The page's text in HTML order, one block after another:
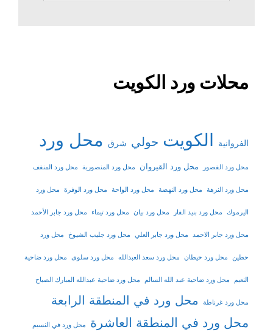
محلات ورد الكويت
الفروانية الكويت حولي شرق محل ورد
محل ورد القصور محل ورد القيروان محل ورد المنصورية محل ورد المنقف
محل ورد النزهة محل ورد النهضة محل ورد الواحة محل ورد الوفرة محل ورد
اليرموك محل ورد بنيد القار محل ورد بيان محل ورد تيماء محل ورد جابر الأحمد
محل ورد جابر الاحمد محل ورد جابر العلي محل ورد جليب الشيوخ محل ورد
حطين محل ورد خيطان محل ورد سعد العبدالله محل ورد سلوى محل ورد ضاحية
النعيم محل ورد ضاحية عبد الله السالم محل ورد ضاحية عبدالله المبارك الصباح
محل ورد غرناطة
محل ورد في المنطقة الرابعة
محل ورد في المنطقة العاشرة
محل ورد في النسيم